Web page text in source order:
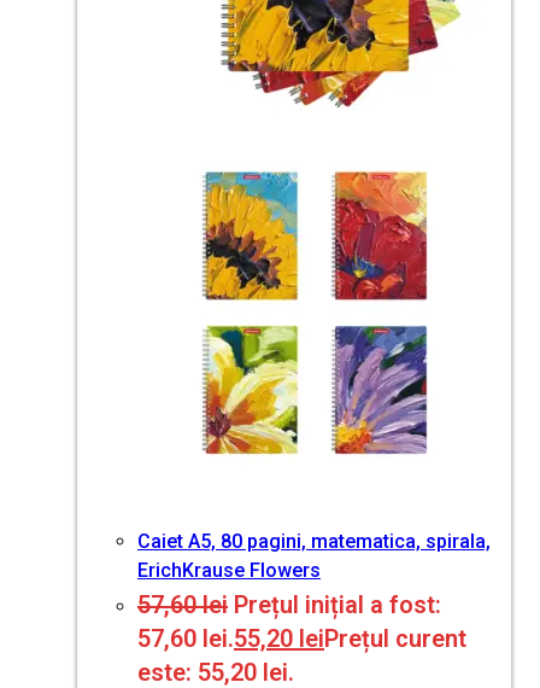
Caiet A5, 80 pagini, matematica, spirala,
ErichKrause Flowers
57,60lei Prețul inițial a fost:
57,60 lei.55,20 leiPrețul curent
este: 55,20 lei.